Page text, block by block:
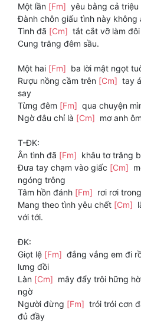
Một lần [Fm] yêu bằng cả triệu
Đành chôn giấu tình này không
Tình đã [Cm] tắt cắt vỡ làm đôi
Cung trăng đêm sầu.
Một hai [Fm] ba lời mật ngọt
Rượu nồng cầm trên [Cm] tay
say
Từng đêm [Fm] qua chuyện
Ngờ đâu chỉ là [Cm] mơ anh
T-ĐK:
Ân tình đã [Fm] khâu tơ trăng
Đưa tay chạm vào giấc [Cm]
ngóng trông
Tâm hồn đánh [Fm] rơi rơi
Mang theo tình yêu chết [Cm]
với tới.
ĐK:
Giọt lệ [Fm] đắng vắng em đi
lưng đồi
Làn [Cm] mây đẩy trôi hững
ngờ
Người đừng [Fm] trói trói cơn
đủ đầy